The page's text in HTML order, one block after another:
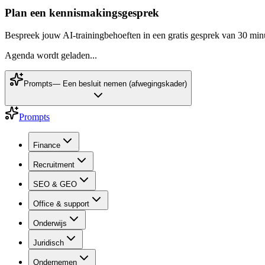
Plan een kennismakingsgesprek
Bespreek jouw AI-trainingbehoeften in een gratis gesprek van 30
Agenda wordt geladen...
Prompts— Een besluit nemen (afwegingskader)
Prompts
Finance
Recruitment
SEO & GEO
Office & support
Onderwijs
Juridisch
Ondernemen